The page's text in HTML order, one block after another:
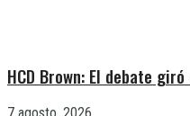
HCD Brown: El debate